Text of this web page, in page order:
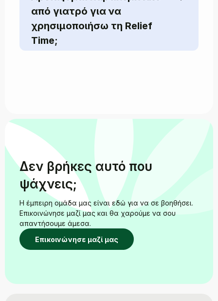
(Άυλη Συνταγογράφηση) ή στο email
σας εάν επισκέπτεστε την Ελλάδα
(και δεν έχετε ΑΜΚΑ).
Παρακολούθηση & Υποστήριξη –
από γιατρό για να
χρησιμοποιήσω τη Relief
Time;
Δεν βρήκες αυτό που
ψάχνεις;
Η έμπειρη ομάδα μας είναι εδώ για να σε βοηθήσει.
Eπικοινώνησε μαζί μας και θα χαρούμε να σου
απαντήσουμε άμεσα.
Επικοινώνησε μαζί μας